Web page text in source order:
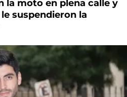
la moto en plena calle y
suspendieron la